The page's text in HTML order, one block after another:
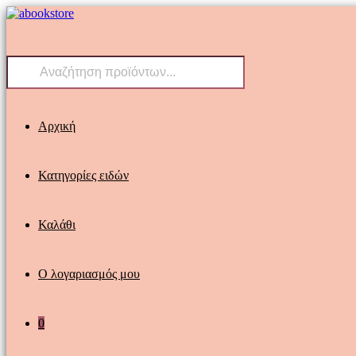
Skip
Products
Αρχική
Κατηγορίες ειδών
Καλάθι
Ο λογαριασμός μου
0